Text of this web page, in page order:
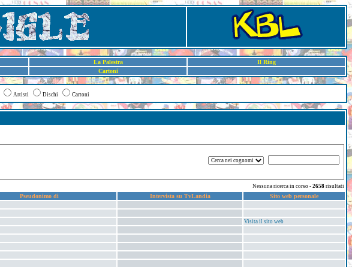
La Palestra
Il Ring
Cartoni
Artisti Dischi Cartoni
Nessuna ricerca in corso - 2658 risultati
Pseudonimo di Intervista su TvLandia Sito web personale
Visita il sito web